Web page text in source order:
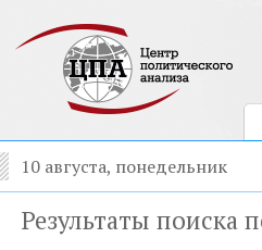
10 августа, понедельник
Результаты поиска